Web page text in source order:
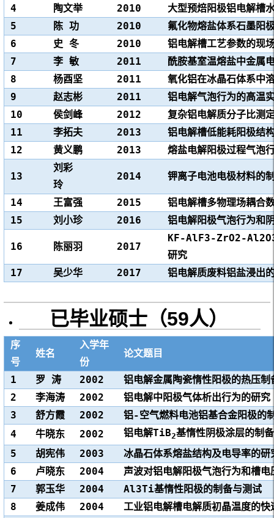
4 陶文举 2010
大型预焙阳极铝电解槽
5
陈 功 2010
氟化物熔盐体系石墨阳
6
史 冬 2010
铝电解槽工艺参数的现
7
李 敏 2011
酰胺基室温熔盐中金属
8
杨酉坚 2011
氧化铝在冰晶石体系中
9
赵志彬 2011
铝电解气泡行为的高温
10
侯剑峰 2012
复杂铝电解质分子比测
11
李拓夫 2013
铝电解槽低能耗阳极结
12
黄义鹏 2013 熔盐电解阳极过程气泡
13
刘彩
玲
2014 钾离子电池电极材料的
14 王富强 2015
铝电解槽多物理场耦合
15
刘小珍 2016 铝电解阳极气泡行为和
16 陈丽羽 2017
KF-AlF3-ZrO2-Al2O3
研究
17
吴少华 2017 铝电解质废料铝盐浸出
已毕业硕士（59人）
序
号
姓名
入学年
份
论文题目
1 罗 涛 2002
铝电解金属陶瓷惰性阳极的热压制
2
李海涛 2002
铝电解中阳极气体析出行为的研究
3
舒方霞 2002
铝-空气燃料电池铝基合金阳极的
4
牛晓东 2002 铝电解TiB2基惰性阴极涂层的制
5
胡宪伟 2003
冰晶石体系熔盐结构及电导率的研
6
卢晓东 2004
声波对铝电解阳极气泡行为和槽电
7
郭玉华 2004
Al3Ti基惰性阳极的制备与测试
8
姜成伟 2004
工业铝电解槽电解质初晶温度的快